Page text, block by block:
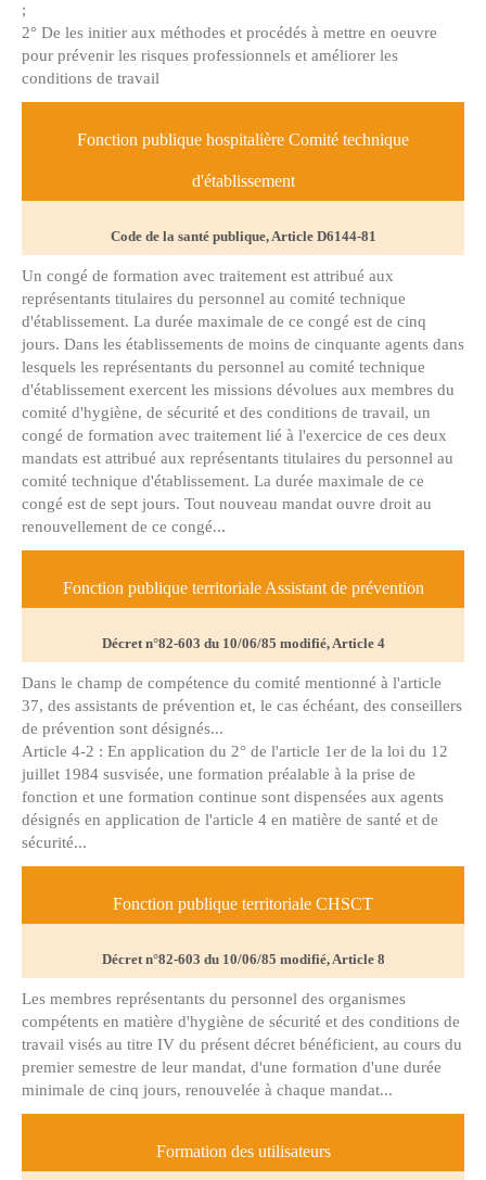
;
2° De les initier aux méthodes et procédés à mettre en oeuvre
pour prévenir les risques professionnels et améliorer les
conditions de travail
Fonction publique hospitalière Comité technique
d'établissement
Code de la santé publique, Article D6144-81
Un congé de formation avec traitement est attribué aux
représentants titulaires du personnel au comité technique
d'établissement. La durée maximale de ce congé est de cinq
jours. Dans les établissements de moins de cinquante agents dans
lesquels les représentants du personnel au comité technique
d'établissement exercent les missions dévolues aux membres du
comité d'hygiène, de sécurité et des conditions de travail, un
congé de formation avec traitement lié à l'exercice de ces deux
mandats est attribué aux représentants titulaires du personnel au
comité technique d'établissement. La durée maximale de ce
congé est de sept jours. Tout nouveau mandat ouvre droit au
renouvellement de ce congé...
Fonction publique territoriale Assistant de prévention
Décret n°82-603 du 10/06/85 modifié, Article 4
Dans le champ de compétence du comité mentionné à l'article
37, des assistants de prévention et, le cas échéant, des conseillers
de prévention sont désignés...
Article 4-2 : En application du 2° de l'article 1er de la loi du 12
juillet 1984 susvisée, une formation préalable à la prise de
fonction et une formation continue sont dispensées aux agents
désignés en application de l'article 4 en matière de santé et de
sécurité...
Fonction publique territoriale CHSCT
Décret n°82-603 du 10/06/85 modifié, Article 8
Les membres représentants du personnel des organismes
compétents en matière d'hygiène de sécurité et des conditions de
travail visés au titre IV du présent décret bénéficient, au cours du
premier semestre de leur mandat, d'une formation d'une durée
minimale de cinq jours, renouvelée à chaque mandat...
Formation des utilisateurs